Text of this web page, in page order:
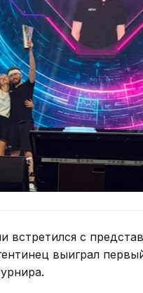
встретился с
выиграл